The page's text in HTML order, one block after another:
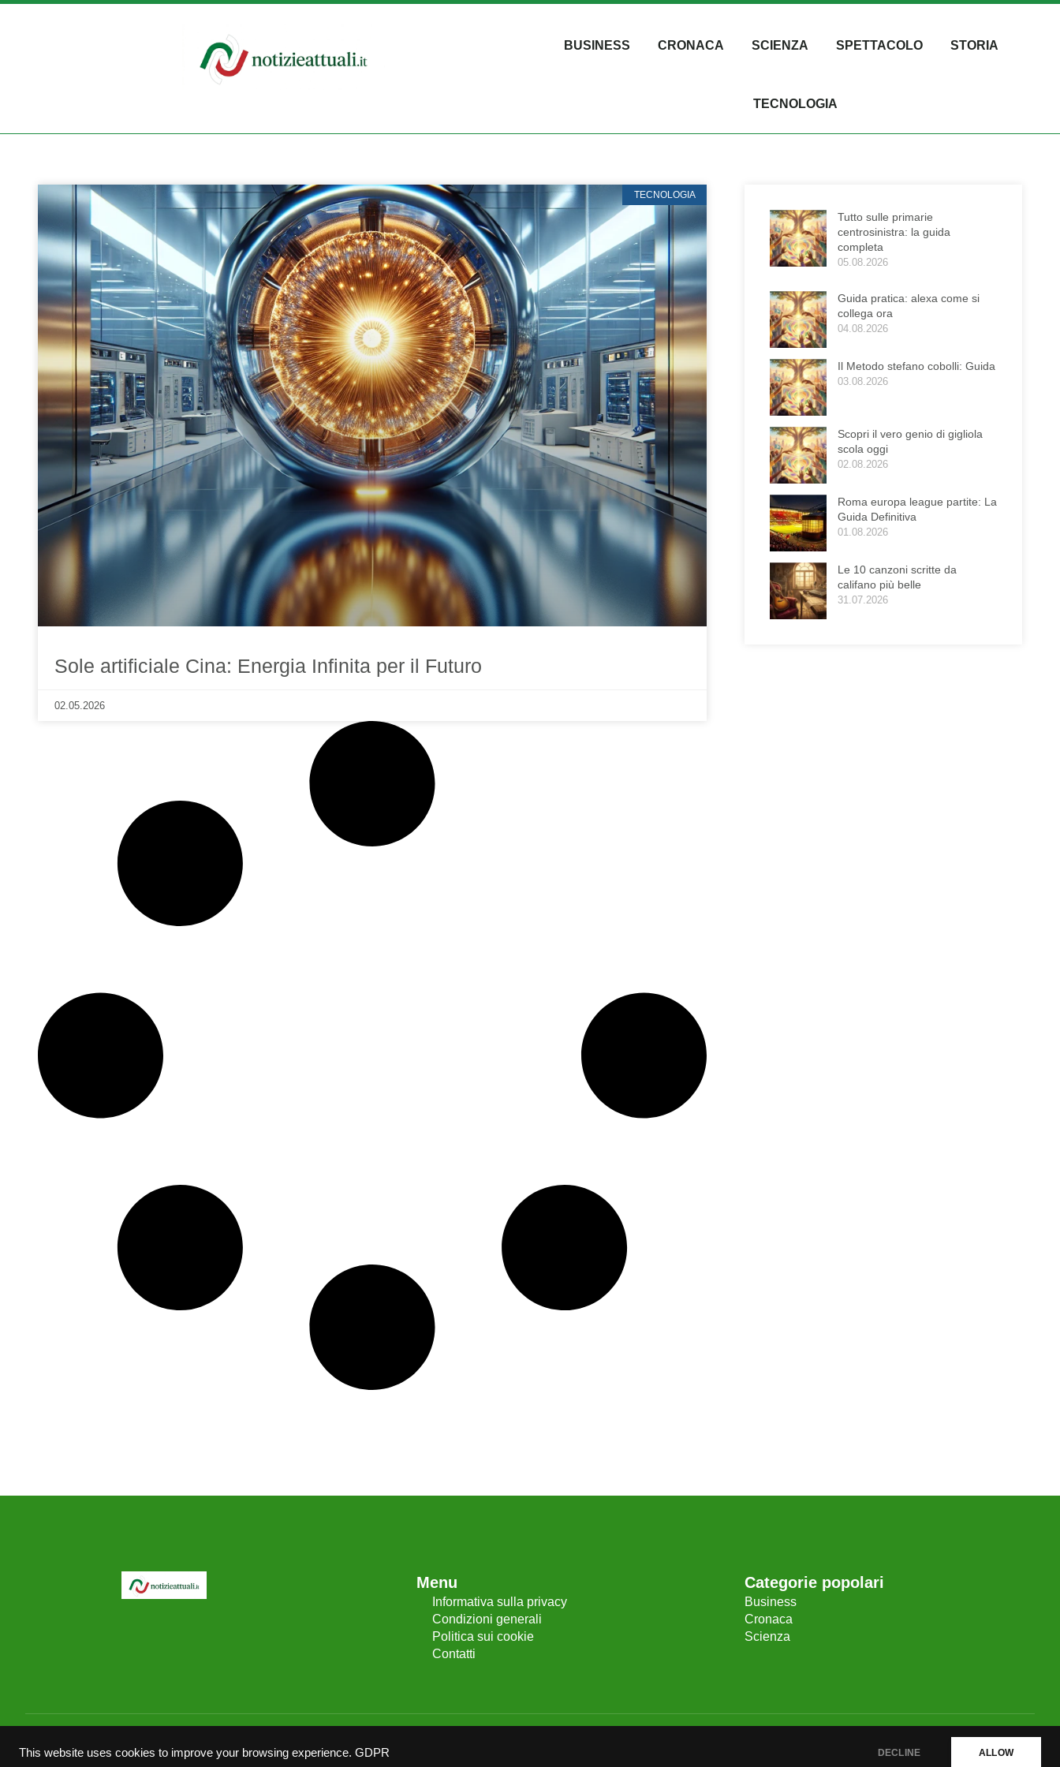
This website uses cookies to improve your browsing experience. GDPR DECLINE ALLOW
BUSINESS CRONACA SCIENZA SPETTACOLO STORIA
TECNOLOGIA
TECNOLOGIA
Sole artificiale Cina: Energia Infinita per il Futuro
02.05.2026
Tutto sulle primarie
centrosinistra: la guida
completa
05.08.2026
Guida pratica: alexa come si
collega ora
04.08.2026
Il Metodo stefano cobolli: Guida
03.08.2026
Scopri il vero genio di gigliola
scola oggi
02.08.2026
Roma europa league partite: La
Guida Definitiva
01.08.2026
Le 10 canzoni scritte da
califano più belle
31.07.2026
Menu
Informativa sulla privacy
Condizioni generali
Politica sui cookie
Contatti
Categorie popolari
Business
Cronaca
Scienza
© 2026 notizieattuali.it